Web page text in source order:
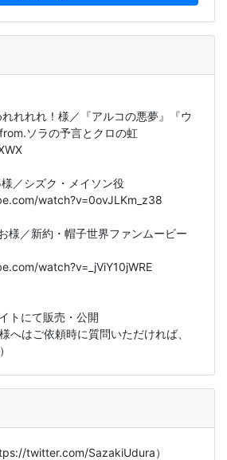
れれれ！様／『アルコの悪夢』『ウ
ソラの予言とクロの虹
／シズク・メイソン役
watch?v=0ovJLKm_z38
／新約・帽子世界ファンムービー
watch?v=_jViY10jWRE
トにて販売・公開
へはご依頼時に質問いただければ、
twitter.com/SazakiUdura）